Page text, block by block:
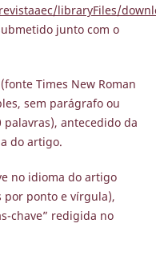
libraryFiles/
junto com o
Times New Roman
sem parágrafo ou
palavras), antecedido da
do artigo.
no idioma do artigo
por ponto e vírgula),
chave” redigida no